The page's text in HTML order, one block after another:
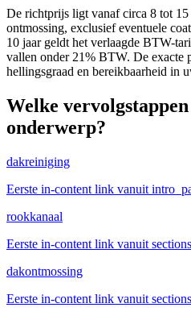
De richtprijs ligt vanaf circa 8 tot
ontmossing, exclusief eventuele
10 jaar geldt het verlaagde BTW-
vallen onder 21% BTW. De exacte
hellingsgraad en bereikbaarheid in
Welke
onderwerp?
dakreiniging
Eerste in-content link vanuit
rookkanaal
Eerste in-content link vanuit
dakontmossing
Eerste in-content link vanuit